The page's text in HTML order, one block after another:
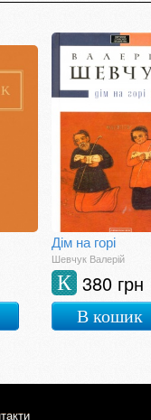
Дім на горі
Шевчук Валерій
380 грн
К
В кошик